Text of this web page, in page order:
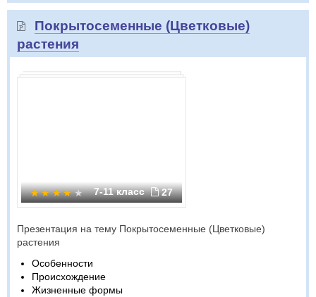
Покрытосеменные (Цветковые)
растения
7-11 класс 27
Презентация на тему Покрытосеменные (Цветковые)
растения
Особенности
Происхождение
Жизненные формы